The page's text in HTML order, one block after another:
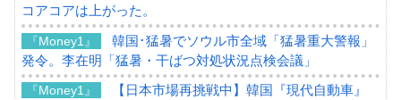
コアコアは上がった。
『Money1』
韓国･猛暑でソウル市全域「猛暑重大警報」
発令。李在明「猛暑・干ばつ対処状況点検会議」
『Money1』
【日本市場再挑戦中】韓国『現代自動車』